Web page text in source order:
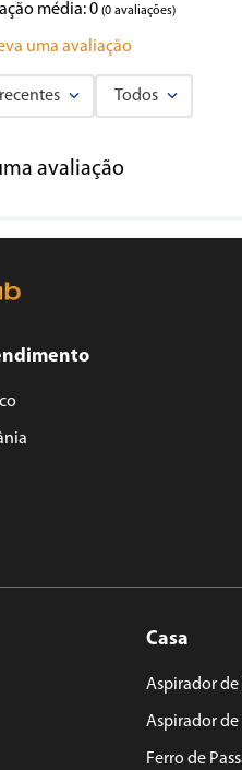
média: 0 (0 avaliações)
uma avaliação
★
Todos
avaliação
Casa
Aspirador de
Aspirador de
Ferro de